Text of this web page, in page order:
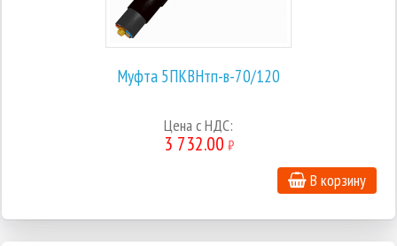
Муфта 5ПКВНтп-в-70/120
Цена с НДС:
3 732.00 ₽
В корзину